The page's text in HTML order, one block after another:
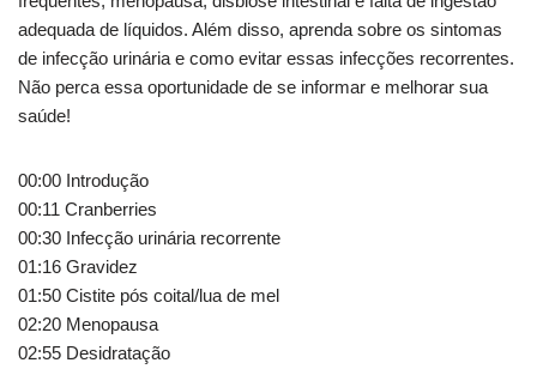
adequada de líquidos. Além disso, aprenda sobre os sintomas
de infecção urinária e como evitar essas infecções recorrentes.
Não perca essa oportunidade de se informar e melhorar sua
saúde!
00:00 Introdução
00:11 Cranberries
00:30 Infecção urinária recorrente
01:16 Gravidez
01:50 Cistite pós coital/lua de mel
02:20 Menopausa
02:55 Desidratação